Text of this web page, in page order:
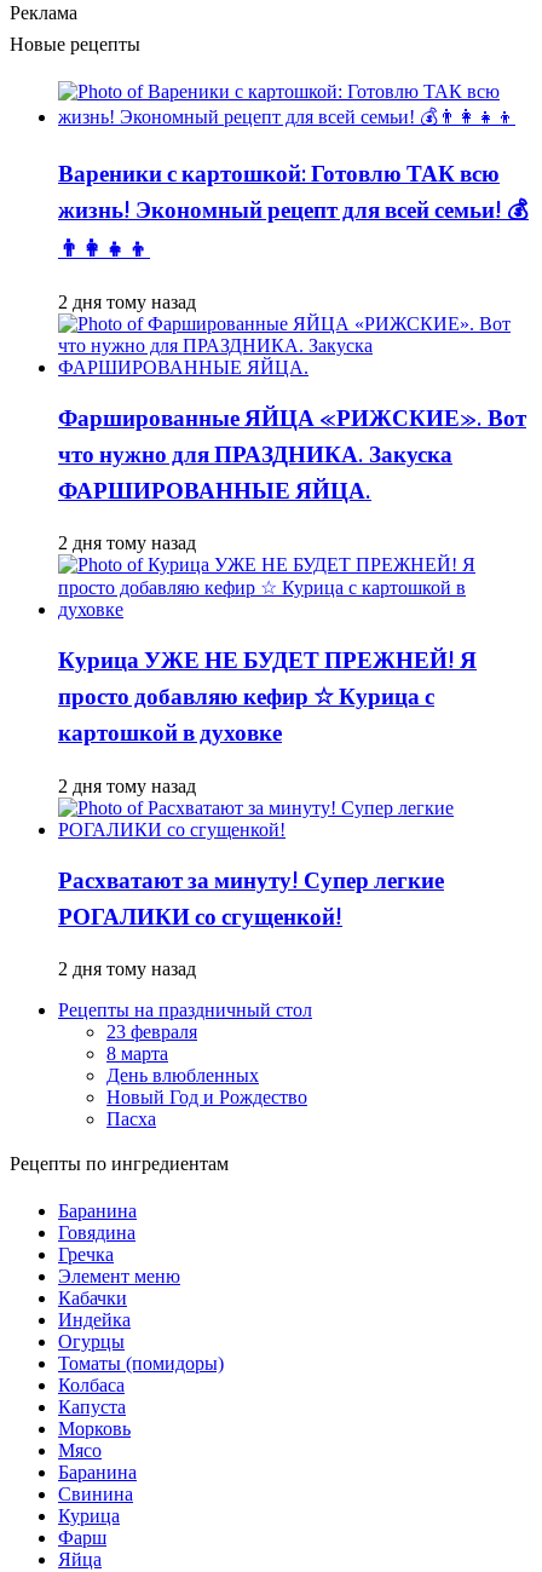
Реклама
Новые рецепты
Вареники с картошкой: Готовлю ТАК всю
жизнь! Экономный рецепт для всей семьи! 💰
👨👩👧👦
2 дня тому назад
Фаршированные ЯЙЦА «РИЖСКИЕ». Вот
что нужно для ПРАЗДНИКА. Закуска
ФАРШИРОВАННЫЕ ЯЙЦА.
2 дня тому назад
Курица УЖЕ НЕ БУДЕТ ПРЕЖНЕЙ! Я
просто добавляю кефир ☆ Курица с
картошкой в духовке
2 дня тому назад
Расхватают за минуту! Супер легкие
РОГАЛИКИ со сгущенкой!
2 дня тому назад
Рецепты на праздничный стол
23 февраля
8 марта
День влюбленных
Новый Год и Рождество
Пасха
Рецепты по ингредиентам
Баранина
Говядина
Гречка
Элемент меню
Кабачки
Индейка
Огурцы
Томаты (помидоры)
Колбаса
Капуста
Морковь
Мясо
Баранина
Свинина
Курица
Фарш
Яйца